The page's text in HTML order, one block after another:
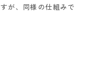
が、同様の仕組みで